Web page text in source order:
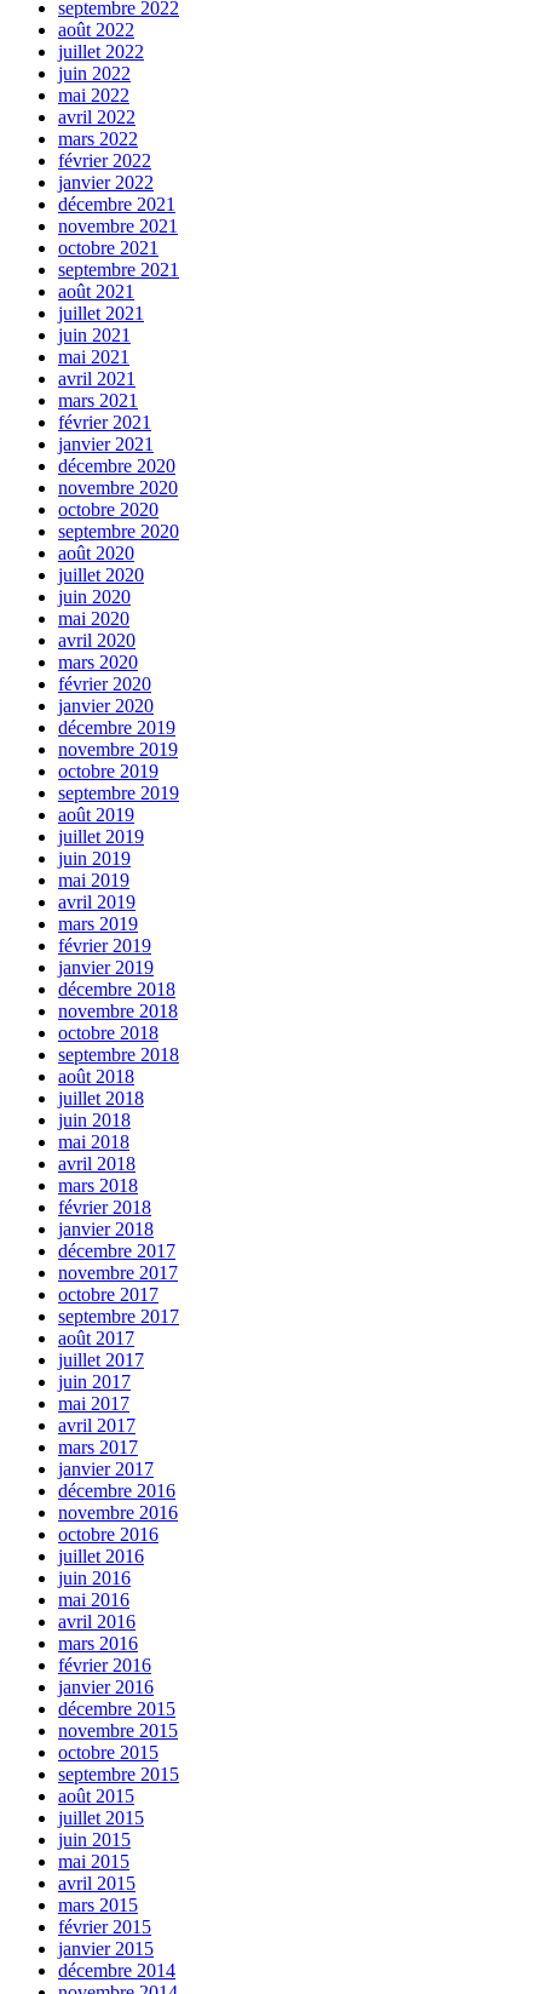
septembre 2022
août 2022
juillet 2022
juin 2022
mai 2022
avril 2022
mars 2022
février 2022
janvier 2022
décembre 2021
novembre 2021
octobre 2021
septembre 2021
août 2021
juillet 2021
juin 2021
mai 2021
avril 2021
mars 2021
février 2021
janvier 2021
décembre 2020
novembre 2020
octobre 2020
septembre 2020
août 2020
juillet 2020
juin 2020
mai 2020
avril 2020
mars 2020
février 2020
janvier 2020
décembre 2019
novembre 2019
octobre 2019
septembre 2019
août 2019
juillet 2019
juin 2019
mai 2019
avril 2019
mars 2019
février 2019
janvier 2019
décembre 2018
novembre 2018
octobre 2018
septembre 2018
août 2018
juillet 2018
juin 2018
mai 2018
avril 2018
mars 2018
février 2018
janvier 2018
décembre 2017
novembre 2017
octobre 2017
septembre 2017
août 2017
juillet 2017
juin 2017
mai 2017
avril 2017
mars 2017
janvier 2017
décembre 2016
novembre 2016
octobre 2016
juillet 2016
juin 2016
mai 2016
avril 2016
mars 2016
février 2016
janvier 2016
décembre 2015
novembre 2015
octobre 2015
septembre 2015
août 2015
juillet 2015
juin 2015
mai 2015
avril 2015
mars 2015
février 2015
janvier 2015
décembre 2014